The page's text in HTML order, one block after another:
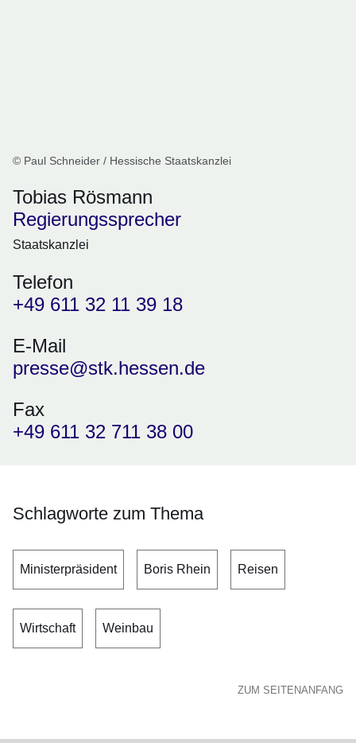
© Paul Schneider / Hessische Staatskanzlei
Tobias Rösmann
Regierungssprecher
Staatskanzlei
Telefon
+49 611 32 11 39 18
E-Mail
presse@stk.hessen.de
Fax
+49 611 32 711 38 00
Schlagworte zum Thema
Ministerpräsident Boris Rhein Reisen
Wirtschaft Weinbau
ZUM SEITENANFANG